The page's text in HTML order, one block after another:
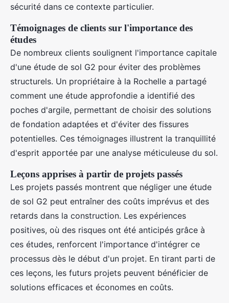
sécurité dans ce contexte particulier.
Témoignages de clients sur l'importance des
études
De nombreux clients soulignent l'importance capitale
d'une étude de sol G2 pour éviter des problèmes
structurels. Un propriétaire à la Rochelle a partagé
comment une étude approfondie a identifié des
poches d'argile, permettant de choisir des solutions
de fondation adaptées et d'éviter des fissures
potentielles. Ces témoignages illustrent la tranquillité
d'esprit apportée par une analyse méticuleuse du sol.
Leçons apprises à partir de projets passés
Les projets passés montrent que négliger une étude
de sol G2 peut entraîner des coûts imprévus et des
retards dans la construction. Les expériences
positives, où des risques ont été anticipés grâce à
ces études, renforcent l'importance d'intégrer ce
processus dès le début d'un projet. En tirant parti de
ces leçons, les futurs projets peuvent bénéficier de
solutions efficaces et économes en coûts.